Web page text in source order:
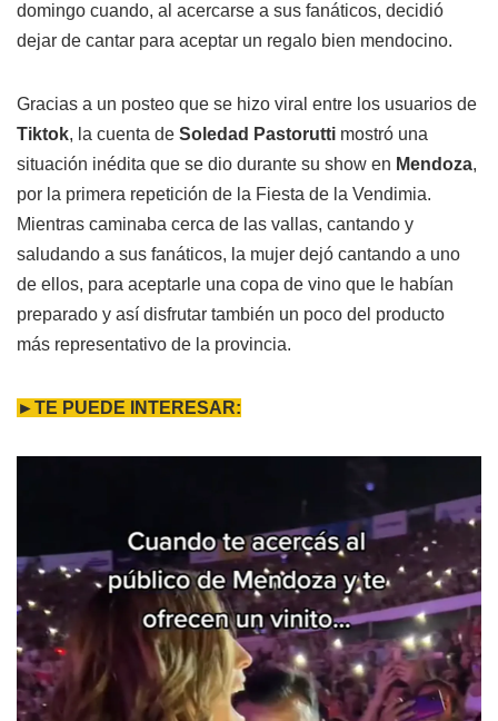
domingo cuando, al acercarse a sus fanáticos, decidió
dejar de cantar para aceptar un regalo bien mendocino.
Gracias a un posteo que se hizo viral entre los usuarios de
Tiktok, la cuenta de Soledad Pastorutti mostró una
situación inédita que se dio durante su show en Mendoza,
por la primera repetición de la Fiesta de la Vendimia.
Mientras caminaba cerca de las vallas, cantando y
saludando a sus fanáticos, la mujer dejó cantando a uno
de ellos, para aceptarle una copa de vino que le habían
preparado y así disfrutar también un poco del producto
más representativo de la provincia.
►TE PUEDE INTERESAR: